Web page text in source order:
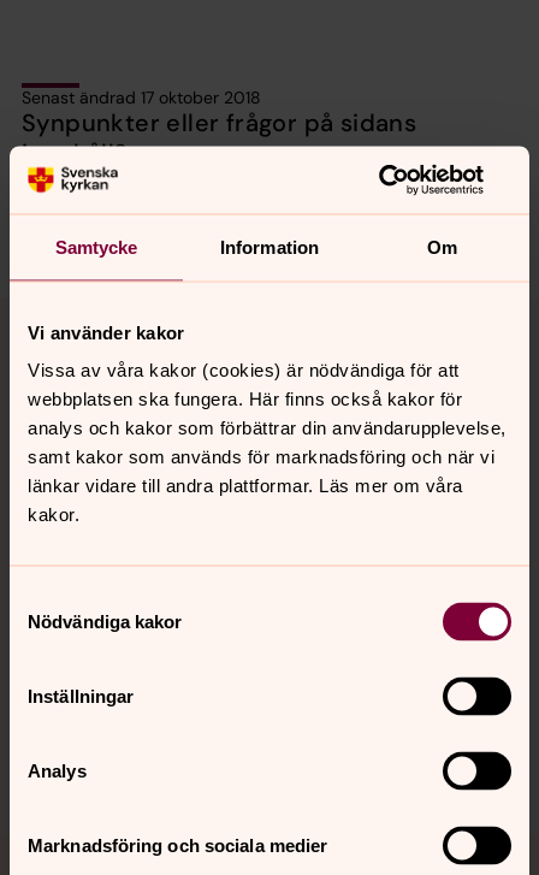
Samtycke Information Om
Vi använder kakor
Vissa av våra kakor (cookies) är nödvändiga för att
webbplatsen ska fungera. Här finns också kakor för
analys och kakor som förbättrar din användarupplevelse,
samt kakor som används för marknadsföring och när vi
länkar vidare till andra plattformar. Läs mer om våra
kakor.
Nödvändiga kakor
Inställningar
Analys
Marknadsföring och sociala medier
Senast ändrad 17 oktober 2018
Synpunkter eller frågor på sidans
innehåll?
sondrum.vapno@svenskakyrkan.se
Kontakt
Kalender
Hitta snabbt
Sociala kanaler